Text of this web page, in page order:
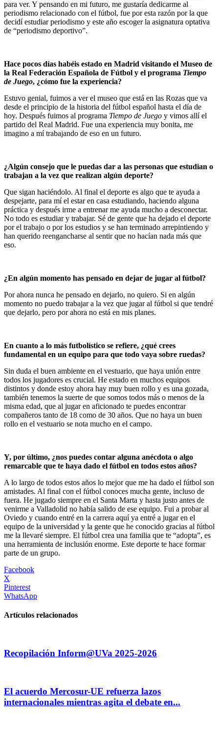
para ver. Y pensando en mi futuro, me gustaría dedicarme al
periodismo relacionado con el fútbol, fue por esta razón por la que
decidí estudiar periodismo y este año escoger la asignatura optativa
de “periodismo deportivo”.
Hace pocos días habéis estado en Madrid visitando el Museo de
la Real Federación Española de Fútbol y el programa Tiempo
de Juego, ¿cómo fue la experiencia?
Estuvo genial, fuimos a ver el museo que está en las Rozas que va
desde el principio de la historia del fútbol español hasta el día de
hoy. Después fuimos al programa Tiempo de Juego y vimos allí el
partido del Real Madrid. Fue una experiencia muy bonita, me
imagino a mí trabajando de eso en un futuro.
¿Algún consejo que le puedas dar a las personas que estudian o
trabajan a la vez que realizan algún deporte?
Que sigan haciéndolo. Al final el deporte es algo que te ayuda a
despejarte, para mí el estar en casa estudiando, haciendo alguna
práctica y después irme a entrenar me ayuda mucho a desconectar.
No todo es estudiar y trabajar. Sé de gente que ha dejado el deporte
por el trabajo o por los estudios y se han terminado arrepintiendo y
han querido reengancharse al sentir que no hacían nada más que
eso.
¿En algún momento has pensado en dejar de jugar al fútbol?
Por ahora nunca he pensado en dejarlo, no quiero. Si en algún
momento no puedo trabajar a la vez que jugar al fútbol si que tendré
que dejarlo, pero por ahora no está en mis planes.
En cuanto a lo más futbolístico se refiere, ¿qué crees
fundamental en un equipo para que todo vaya sobre ruedas?
Sin duda el buen ambiente en el vestuario, que haya unión entre
todos los jugadores es crucial. He estado en muchos equipos
distintos y donde estoy ahora hay muy buen rollo y es una gozada,
también tenemos la suerte de que somos todos más o menos de la
misma edad, que al jugar en aficionado te puedes encontrar
compañeros tanto de 18 como de 30 años. Que no haya un buen
rollo en el vestuario se nota mucho en el campo.
Y, por último, ¿nos puedes contar alguna anécdota o algo
remarcable que te haya dado el fútbol en todos estos años?
A lo largo de todos estos años lo mejor que me ha dado el fútbol son
amistades. Al final con el fútbol conoces mucha gente, incluso de
fuera. He jugado siempre en el Santa Marta y hasta justo antes de
venirme a Valladolid no había salido de ese equipo. Fui a probar al
Oviedo y cuando entré en la carrera aquí ya entré a jugar en el
equipo de la universidad y la gente que he conocido gracias al fútbol
me la llevaré siempre. El fútbol crea una familia que te “adopta”, es
una herramienta de inclusión enorme. Este deporte te hace formar
parte de un grupo.
Facebook
X
Pinterest
WhatsApp
Artículos relacionados
Recopilación Inform@UVa 2025-2026
El acuerdo Mercosur-UE refuerza lazos
internacionales mientras agita el debate en...